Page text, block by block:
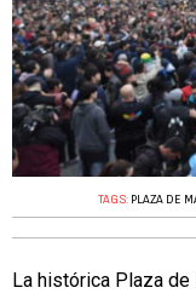
TAGS: PLAZA DE
La histórica Plaza